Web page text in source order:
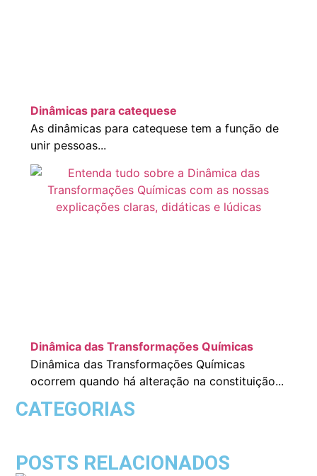
Dinâmicas para catequese
As dinâmicas para catequese tem a função de
unir pessoas...
Dinâmica das Transformações Químicas
Dinâmica das Transformações Químicas
ocorrem quando há alteração na constituição...
CATEGORIAS
POSTS RELACIONADOS